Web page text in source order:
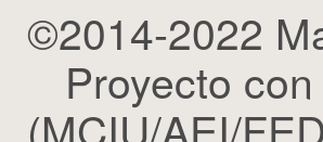
©2014-2022
Proyecto
(MCIU/AEI/